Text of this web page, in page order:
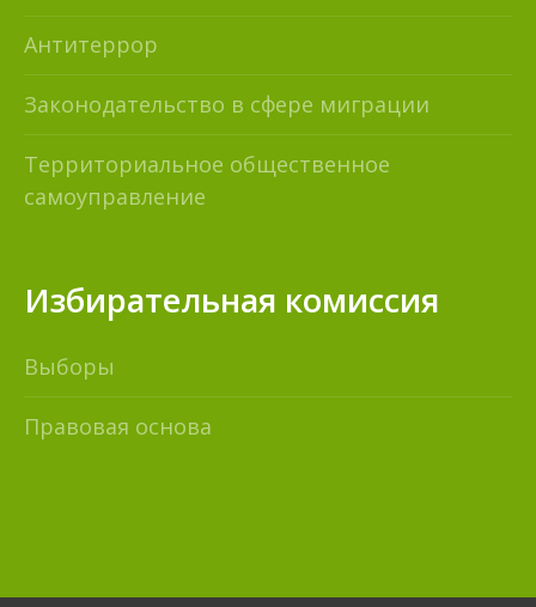
Антитеррор
Законодательство в сфере миграции
Территориальное общественное
самоуправление
Избирательная комиссия
Выборы
Правовая основа